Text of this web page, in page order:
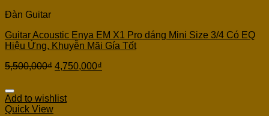
Đàn Guitar
Guitar Acoustic Enya EM X1 Pro dáng Mini Size 3/4 Có EQ
Hiệu Ứng, Khuyễn Mãi Gía Tốt
5,500,000₫ 4,750,000₫
Add to wishlist
Quick View